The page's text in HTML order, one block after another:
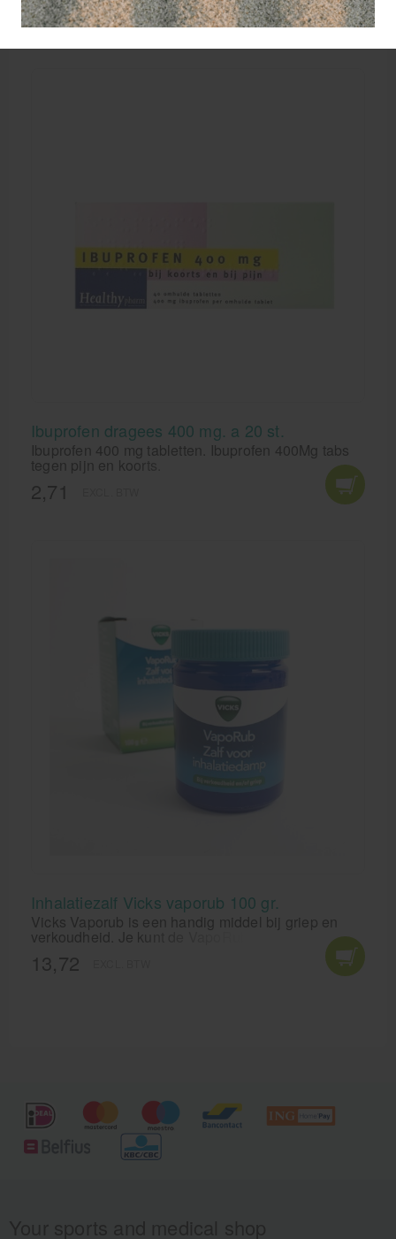
2,71 EXCL. BTW
Ibuprofen dragees 400 mg. a 20 st.
Ibuprofen 400 mg tabletten. Ibuprofen 400Mg tabs
tegen pijn en koorts.
2,71
Inhalatiezalf Vicks vaporub 100 gr.
Vicks Vaporub is een handig middel bij griep en
verkoudheid. Je kunt de VapoRub namelijk op
verschillende manieren inzetten om de symptomen
van griep en verkoudheid verder te bestrijden. Zo
kun je het gebruiken voor inhalatie, maar kun je het
13,72